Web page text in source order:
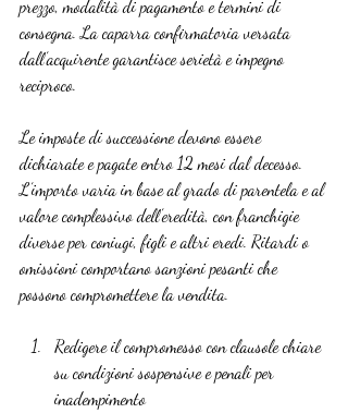
prezzo, modalità di pagamento e termini di
consegna. La caparra confirmatoria versata
dall’acquirente garantisce serietà e impegno
reciproco.
Le imposte di successione devono essere
dichiarate e pagate entro 12 mesi dal decesso.
L’importo varia in base al grado di parentela e al
valore complessivo dell’eredità, con franchigie
diverse per coniugi, figli e altri eredi. Ritardi o
omissioni comportano sanzioni pesanti che
possono compromettere la vendita.
Redigere il compromesso con clausole chiare
su condizioni sospensive e penali per
inadempimento